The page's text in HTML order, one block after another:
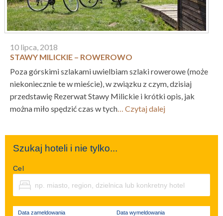
10 lipca, 2018
STAWY MILICKIE – ROWEROWO
Poza górskimi szlakami uwielbiam szlaki rowerowe (może
niekoniecznie te w mieście), w związku z czym, dzisiaj
przedstawię Rezerwat Stawy Milickie i krótki opis, jak
można miło spędzić czas w tych… Czytaj dalej
Szukaj hoteli i nie tylko...
Cel
Data zameldowania Data wymeldowania